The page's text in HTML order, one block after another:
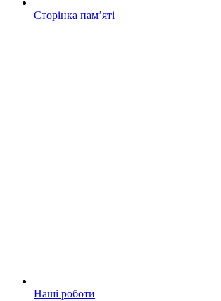
Сторінка памʼяті
Наші роботи